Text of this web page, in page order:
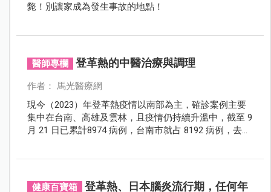
斃！別讓家成為發生事故的地點！
醫師專欄 登革熱的中醫治療與調理
作者： 馬光醫療網
現今（2023）年登革熱疫情以南部為主，確診案例主要
集中在台南、高雄及雲林，且疫情仍持續升溫中，截至 9
月 21 日已累計8974 病例，台南市就占 8192 病例，去年
健康百寶箱
登革熱、日本腦炎流行期，任何年